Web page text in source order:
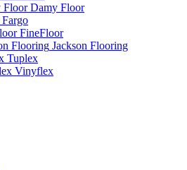
Damy Floor
Fargo
FineFloor
Jackson Flooring
Tuplex
Vinyflex